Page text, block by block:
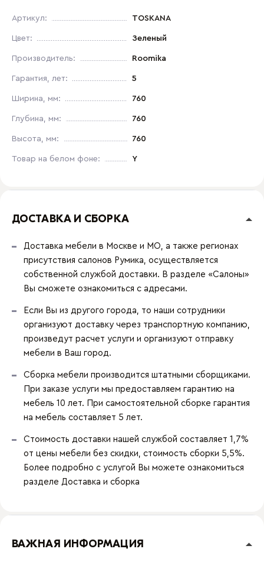
Артикул: TOSKANA
Цвет: Зеленый
Производитель: Roomika
Гарантия, лет: 5
Ширина, мм: 760
Глубина, мм: 760
Высота, мм: 760
Товар на белом фоне: Y
ДОСТАВКА И СБОРКА
Доставка мебели в Москве и МО, а также регионах
присутствия салонов Румика, осуществляется
собственной службой доставки. В разделе «Салоны»
Вы сможете ознакомиться с адресами.
Если Вы из другого города, то наши сотрудники
организуют доставку через транспортную компанию,
произведут расчет услуги и организуют отправку
мебели в Ваш город.
Сборка мебели производится штатными сборщиками.
При заказе услуги мы предоставляем гарантию на
мебель 10 лет. При самостоятельной сборке гарантия
на мебель составляет 5 лет.
Стоимость доставки нашей службой составляет 1,7%
от цены мебели без скидки, стоимость сборки 5,5%.
Более подробно с услугой Вы можете ознакомиться
разделе Доставка и сборка
ВАЖНАЯ ИНФОРМАЦИЯ